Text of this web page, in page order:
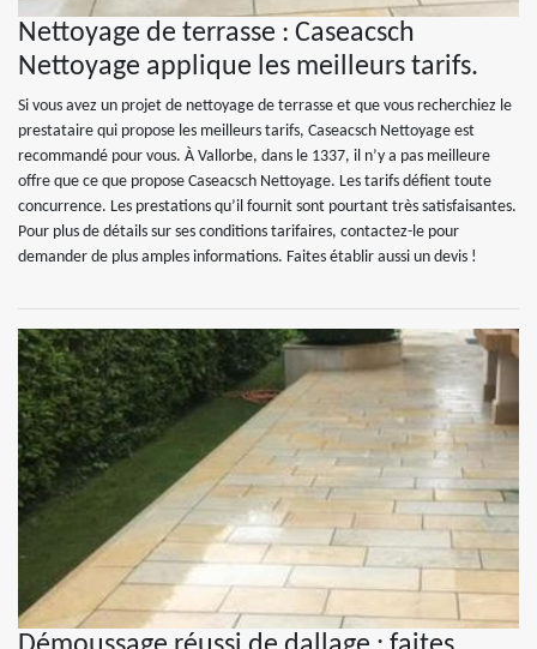
Nettoyage de terrasse : Caseacsch
Nettoyage applique les meilleurs tarifs.
Si vous avez un projet de nettoyage de terrasse et que vous recherchiez le
prestataire qui propose les meilleurs tarifs, Caseacsch Nettoyage est
recommandé pour vous. À Vallorbe, dans le 1337, il n’y a pas meilleure
offre que ce que propose Caseacsch Nettoyage. Les tarifs défient toute
concurrence. Les prestations qu’il fournit sont pourtant très satisfaisantes.
Pour plus de détails sur ses conditions tarifaires, contactez-le pour
demander de plus amples informations. Faites établir aussi un devis !